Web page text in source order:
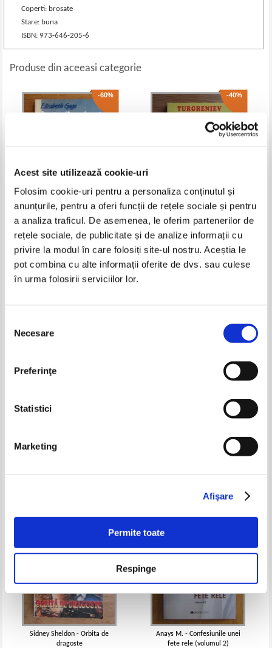
Acest site utilizează cookie-uri
Folosim cookie-uri pentru a personaliza conținutul și
anunțurile, pentru a oferi funcții de rețele sociale și pentru
a analiza traficul. De asemenea, le oferim partenerilor de
rețele sociale, de publicitate și de analize informații cu
privire la modul în care folosiți site-ul nostru. Aceștia le
pot combina cu alte informații oferite de dvs. sau culese
în urma folosirii serviciilor lor.
consimțământului
Necesare
Preferinţe
Statistici
Marketing
Afişare
Permite toate
Respinge
Coperti: brosate
Stare: buna
ISBN: 973-646-205-6
Produse din aceeasi categorie
-60%
Elizabeth Gage - Cutia Pandorei
(volumul 4)
Pret: 15,00Lei 6,00 Lei
Adaugă în coș
-40%
Ivan Sergheevici Turgheniev -
Eroismul dragostei
Pret:14,00Lei 8,40 Lei
Adaugă în coș
Pret:
Sidney Sheldon - Orbita de
dragoste
Anays M. - Confesiunile unei
fete rele (volumul 2)